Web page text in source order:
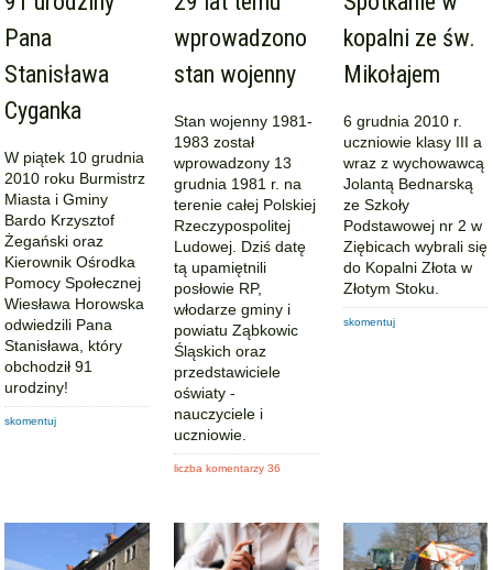
Pana
Stanisława
Cyganka
W piątek 10 grudnia
2010 roku Burmistrz
Miasta i Gminy
Bardo Krzysztof
Żegański oraz
Kierownik Ośrodka
Pomocy Społecznej
Wiesława Horowska
odwiedzili Pana
Stanisława, który
obchodził 91
urodziny!
skomentuj
wprowadzono
stan wojenny
Stan wojenny 1981-
1983 został
wprowadzony 13
grudnia 1981 r. na
terenie całej Polskiej
Rzeczypospolitej
Ludowej. Dziś datę
tą upamiętnili
posłowie RP,
włodarze gminy i
powiatu Ząbkowic
Śląskich oraz
przedstawiciele
oświaty -
nauczyciele i
uczniowie.
liczba komentarzy 36
kopalni ze św.
Mikołajem
6 grudnia 2010 r.
uczniowie klasy III a
wraz z wychowawcą
Jolantą Bednarską
ze Szkoły
Podstawowej nr 2 w
Ziębicach wybrali się
do Kopalni Złota w
Złotym Stoku.
skomentuj